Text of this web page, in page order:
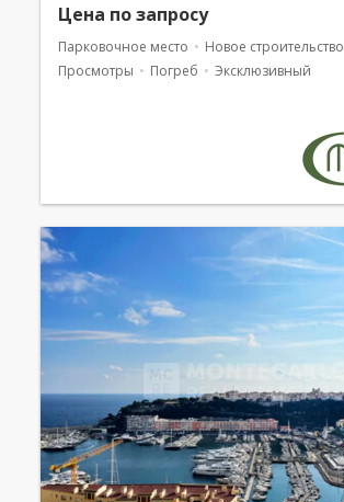
Цена по запросу
Парковочное место
Новое строительство
Просмотры
Погреб Эксклюзивный